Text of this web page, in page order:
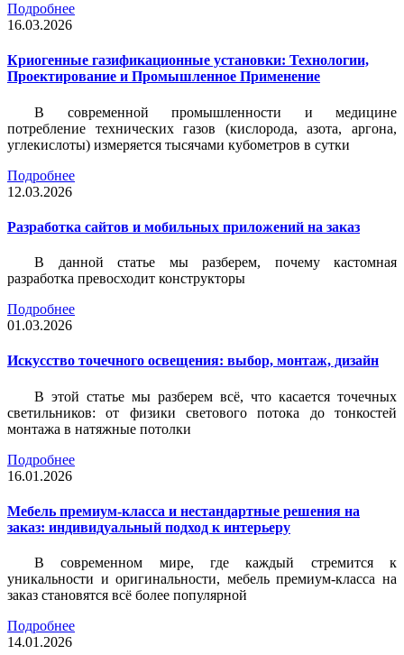
Подробнее
16.03.2026
Криогенные газификационные установки: Технологии,
Проектирование и Промышленное Применение
В современной промышленности и медицине
потребление технических газов (кислорода, азота, аргона,
углекислоты) измеряется тысячами кубометров в сутки
Подробнее
12.03.2026
Разработка сайтов и мобильных приложений на заказ
В данной статье мы разберем, почему кастомная
разработка превосходит конструкторы
Подробнее
01.03.2026
Искусство точечного освещения: выбор, монтаж, дизайн
В этой статье мы разберем всё, что касается точечных
светильников: от физики светового потока до тонкостей
монтажа в натяжные потолки
Подробнее
16.01.2026
Мебель премиум-класса и нестандартные решения на
заказ: индивидуальный подход к интерьеру
В современном мире, где каждый стремится к
уникальности и оригинальности, мебель премиум-класса на
заказ становятся всё более популярной
Подробнее
14.01.2026